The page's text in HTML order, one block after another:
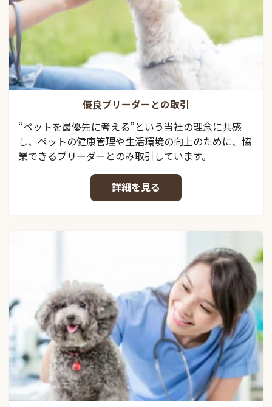
優良ブリーダーとの取引
“ペットを最優先に考える”という当社の理念に共感
し、ペットの健康管理や生活環境の向上のために、協
業できるブリーダーとのみ取引しています。
詳細を見る